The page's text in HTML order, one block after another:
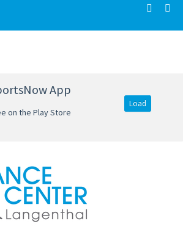
App
on the Play Store
Load